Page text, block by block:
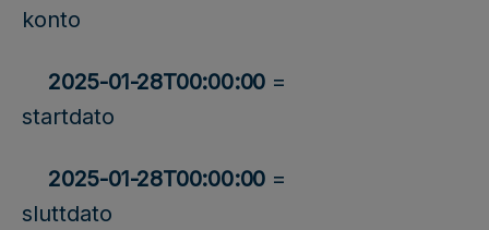
konto
2025-01-28T00:00:00 =
startdato
2025-01-28T00:00:00 =
sluttdato